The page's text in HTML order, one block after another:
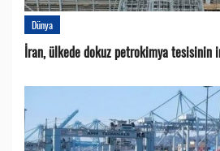
Dünya
İran, ülkede dokuz petrokimya tesisinin